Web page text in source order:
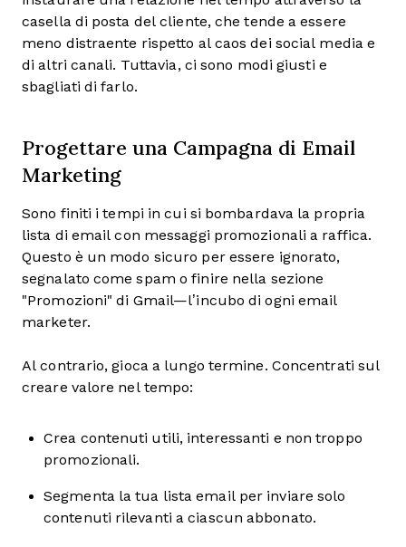
casella di posta del cliente, che tende a essere
meno distraente rispetto al caos dei social media e
di altri canali. Tuttavia, ci sono modi giusti e
sbagliati di farlo.
Progettare una Campagna di Email
Marketing
Sono finiti i tempi in cui si bombardava la propria
lista di email con messaggi promozionali a raffica.
Questo è un modo sicuro per essere ignorato,
segnalato come spam o finire nella sezione
"Promozioni" di Gmail—l’incubo di ogni email
marketer.
Al contrario, gioca a lungo termine. Concentrati sul
creare valore nel tempo:
Crea contenuti utili, interessanti e non troppo
promozionali.
Segmenta la tua lista email per inviare solo
contenuti rilevanti a ciascun abbonato.